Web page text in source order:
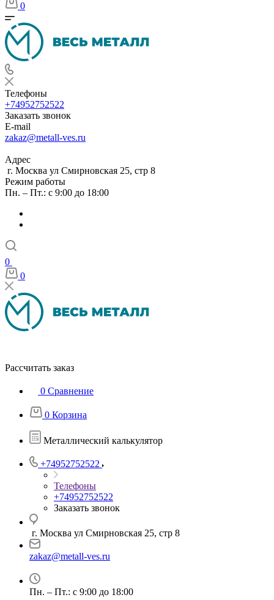
0
Телефоны
+74952752522
Заказать звонок
E-mail
zakaz@metall-ves.ru
Адрес
г. Москва ул Смирновская 25, стр 8
Режим работы
Пн. – Пт.: с 9:00 до 18:00
0
0
Рассчитать заказ
0 Сравнение
0 Корзина
Металлический калькулятор
+74952752522
Телефоны
+74952752522
Заказать звонок
г. Москва ул Смирновская 25, стр 8
zakaz@metall-ves.ru
Пн. – Пт.: с 9:00 до 18:00